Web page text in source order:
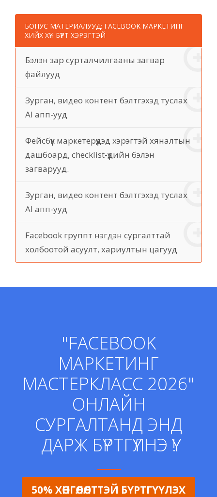
БОНУС МАТЕРИАЛУУД: FACEBOOK МАРКЕТИНГ
ХИЙХ ХҮН БҮРТ ХЭРЭГТЭЙ
Бэлэн зар сурталчилгааны загвар
файлууд
Зурган, видео контент бэлтгэхэд туслах
AI апп-ууд
Фейсбүүк маркетерүүдэд хэрэгтэй хяналтын
дашбоард, checklist-үүдийн бэлэн
загварууд.
Зурган, видео контент бэлтгэхэд туслах
AI апп-ууд
Facebook группт нэгдэн сургалттай
холбоотой асуулт, хариултын цагууд
"FACEBOOK
МАРКЕТИНГ
МАСТЕРКЛАСС 2026"
ОНЛАЙН
СУРГАЛТАНД ЭНД
ДАРЖ БҮРТГҮҮЛНЭ ҮҮ!
50% ХӨНГӨЛӨЛТТЭЙ БҮРТГҮҮЛЭХ